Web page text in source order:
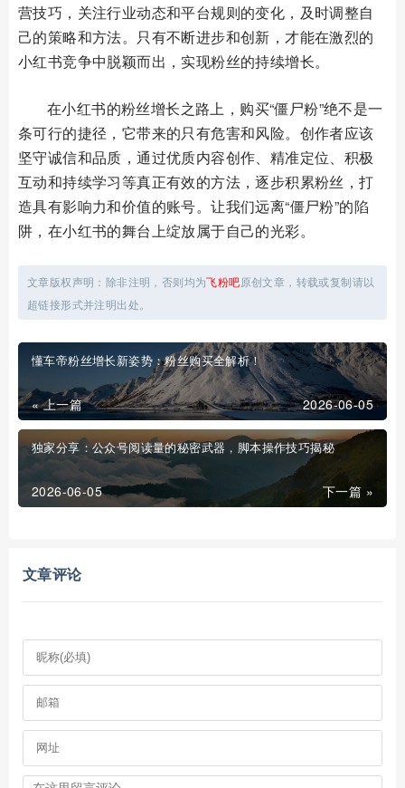
营技巧，关注行业动态和平台规则的变化，及时调整自
己的策略和方法。只有不断进步和创新，才能在激烈的
小红书竞争中脱颖而出，实现粉丝的持续增长。
在小红书的粉丝增长之路上，购买“僵尸粉”绝不是一
条可行的捷径，它带来的只有危害和风险。创作者应该
坚守诚信和品质，通过优质内容创作、精准定位、积极
互动和持续学习等真正有效的方法，逐步积累粉丝，打
造具有影响力和价值的账号。让我们远离“僵尸粉”的陷
阱，在小红书的舞台上绽放属于自己的光彩。
文章版权声明：除非注明，否则均为飞粉吧原创文章，转载或复制请以
超链接形式并注明出处。
懂车帝粉丝增长新姿势：粉丝购买全解析！
« 上一篇 2026-06-05
独家分享：公众号阅读量的秘密武器，脚本操作技巧揭秘
下一篇 »
2026-06-05
文章评论